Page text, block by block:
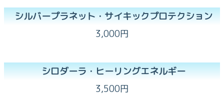
シルバープラネット・サイキックプロテクション
3,000円
シロダーラ・ヒーリングエネルギー
3,500円